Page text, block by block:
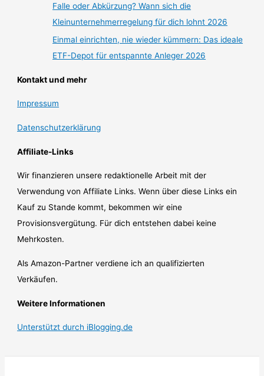
Falle oder Abkürzung? Wann sich die
Kleinunternehmerregelung für dich lohnt 2026
Einmal einrichten, nie wieder kümmern: Das ideale
ETF-Depot für entspannte Anleger 2026
Kontakt und mehr
Impressum
Datenschutzerklärung
Affiliate-Links
Wir finanzieren unsere redaktionelle Arbeit mit der
Verwendung von Affiliate Links. Wenn über diese Links ein
Kauf zu Stande kommt, bekommen wir eine
Provisionsvergütung. Für dich entstehen dabei keine
Mehrkosten.
Als Amazon-Partner verdiene ich an qualifizierten
Verkäufen.
Weitere Informationen
Unterstützt durch iBlogging.de